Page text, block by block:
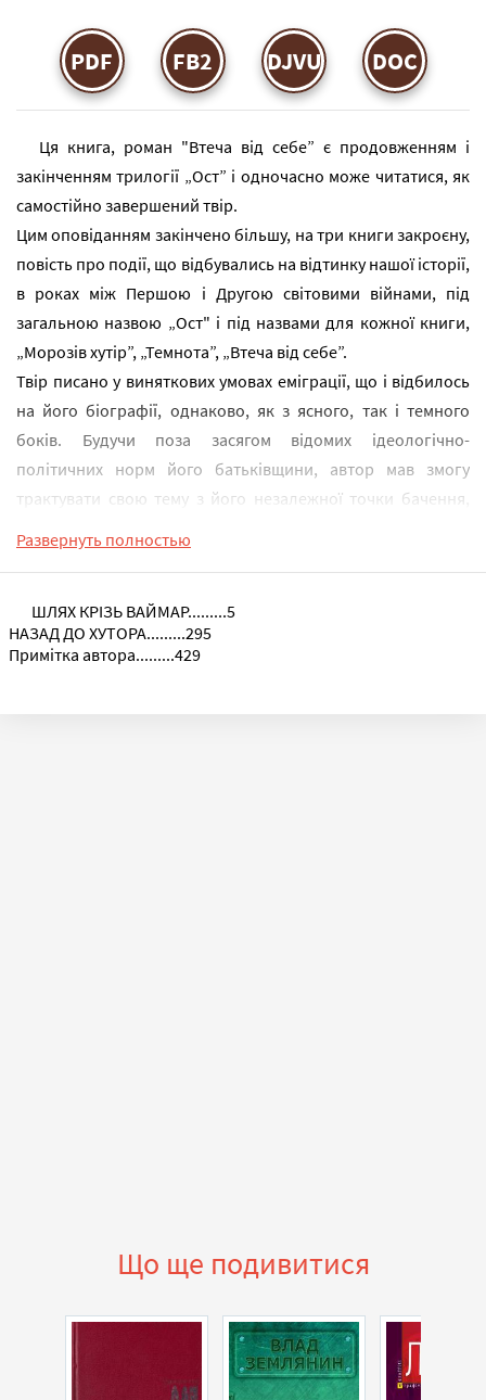
PDF FB2 DJVU DOC
Ця книга, роман "Втеча від себе” є продовженням і
закінченням трилогії „Ост” і одночасно може читатися, як
самостійно завершений твір.
Цим оповіданням закінчено більшу, на три книги закроєну,
повість про події, що відбувались на відтинку нашої історії,
в роках між Першою і Другою світовими війнами, під
загальною назвою „Ост" і під назвами для кожної книги,
„Морозів хутір”, „Темнота”, „Втеча від себе”.
Твір писано у виняткових умовах еміграції, що і відбилось
на його біографії, однаково, як з ясного, так і темного
боків. Будучи поза засягом відомих ідеологічно-
політичних норм його батьківщини, автор мав змогу
трактувати свою тему з його незалежної точки бачення,
До трилогії входять такі книги:
Развернуть полностью
ШЛЯХ КРІЗЬ ВАЙМАР.........5
НАЗАД ДО ХУТОРА.........295
Примітка автора.........429
Що ще подивитися